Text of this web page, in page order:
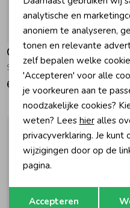
Gymp
Shirt Filip W-B White - Blue
69,95
Marketing cookies
Terug
analytische en
anoniem te analyseren,
tonen en relevante
zelf bepalen welke
'Accepteren' voor alle
je voorkeuren aan te
noodzakelijke cookies?
weten? Lees hieralles
privacyverklaring. Je
wijzigingen door op de
pagina.
Accepteren